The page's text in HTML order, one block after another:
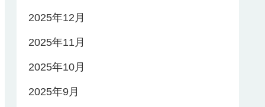
2025年12月
2025年11月
2025年10月
2025年9月